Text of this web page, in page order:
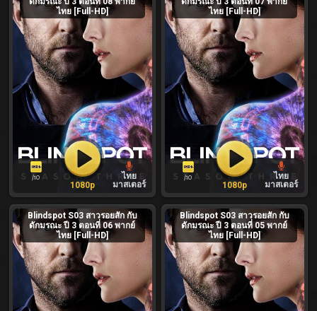
ไทย [Full-HD]
/10
ไทย
มาสเตอร์
1080p
ไทย [Full-HD]
/10
ไทย
มาสเตอร์
1080p
Blindspot S03 สาวรอยสัก กับ
ดักมรณะ ปี 3 ตอนที่ 06 พากย์
ไทย [Full-HD]
Blindspot S03 สาวรอยสัก กับ
ดักมรณะ ปี 3 ตอนที่ 05 พากย์
ไทย [Full-HD]